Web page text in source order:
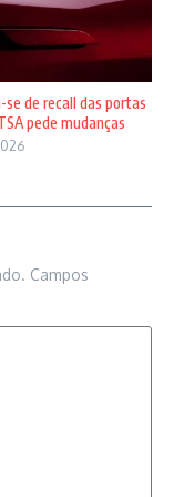
se de recall das portas
pede mudanças
Campos